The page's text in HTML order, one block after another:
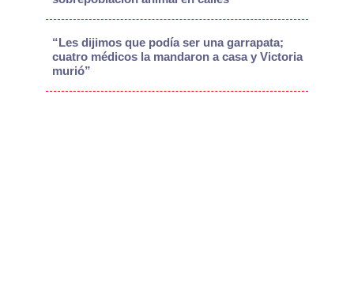
“Les dijimos que podía ser una garrapata;
cuatro médicos la mandaron a casa y Victoria
murió”